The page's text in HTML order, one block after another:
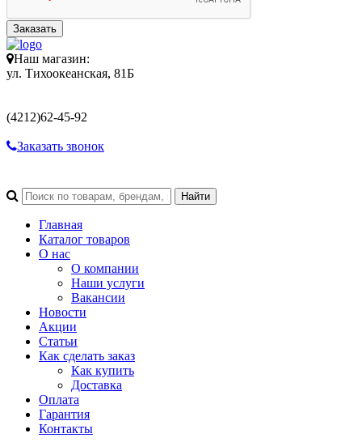
Заказать
Наш магазин:
ул. Тихоокеанская, 81Б
(4212)62-45-92
Заказать звонок
Главная
Каталог товаров
О нас
О компании
Наши услуги
Вакансии
Новости
Акции
Статьи
Как сделать заказ
Как купить
Доставка
Оплата
Гарантия
Контакты